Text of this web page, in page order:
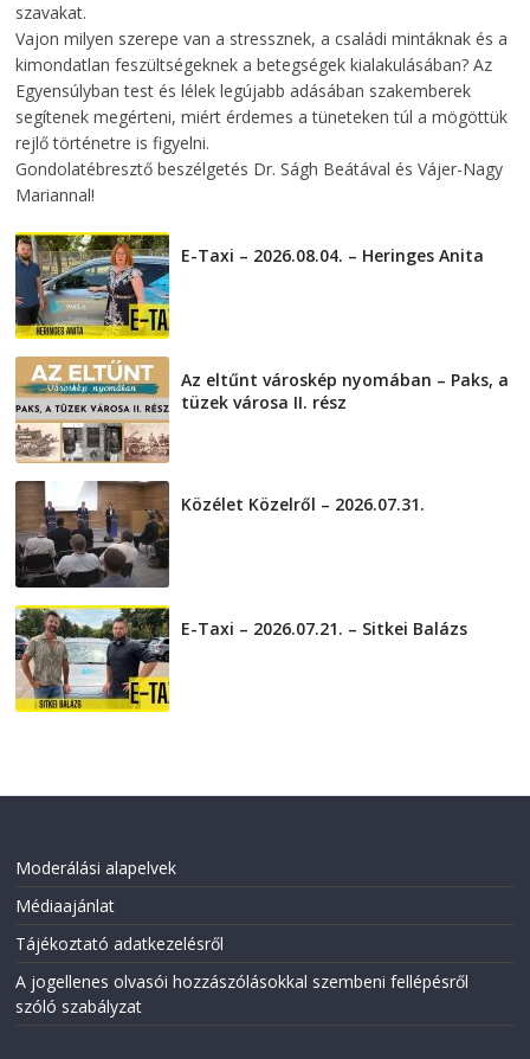
szavakat.
Vajon milyen szerepe van a stressznek, a családi mintáknak és a
kimondatlan feszültségeknek a betegségek kialakulásában? Az
Egyensúlyban test és lélek legújabb adásában szakemberek
segítenek megérteni, miért érdemes a tüneteken túl a mögöttük
rejlő történetre is figyelni.
Gondolatébresztő beszélgetés Dr. Ságh Beátával és Vájer-Nagy
Mariannal!
E-Taxi – 2026.08.04. – Heringes Anita
Az eltűnt városkép nyomában – Paks, a
tüzek városa II. rész
Közélet Közelről – 2026.07.31.
E-Taxi – 2026.07.21. – Sitkei Balázs
Moderálási alapelvek
Médiaajánlat
Tájékoztató adatkezelésről
A jogellenes olvasói hozzászólásokkal szembeni fellépésről
szóló szabályzat